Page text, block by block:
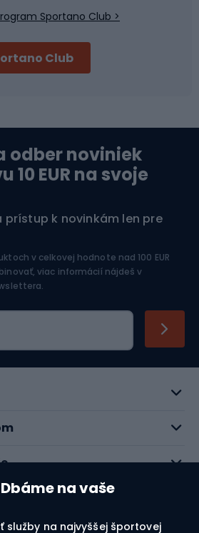
na vaše
služby na najvyššej športovej
Sportano Club >
Club
odber noviniek
10 EUR na svoje
k novinkám len pre
v celkovej hodnote nad 100 EUR
viac informácií nájdeš v
.